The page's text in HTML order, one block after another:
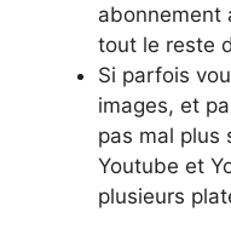
abonnement
tout le reste
Si parfois
images, et
pas mal plus
Youtube et
plusieurs